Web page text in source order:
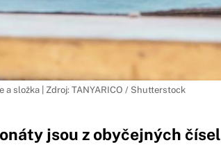
a složka | Zdroj: TANYARICO / Shutterstock
jsou z obyčejných čísel